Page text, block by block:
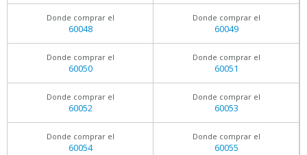
Donde comprar el
60048
Donde comprar el
60049
Donde comprar el
60050
Donde comprar el
60051
Donde comprar el
60052
Donde comprar el
60053
Donde comprar el
60054
Donde comprar el
60055